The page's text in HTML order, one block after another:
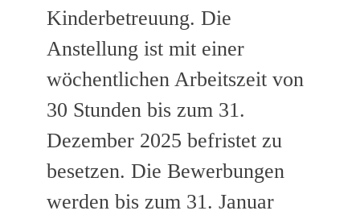
Kinderbetreuung. Die
Anstellung ist mit einer
wöchentlichen Arbeitszeit von
30 Stunden bis zum 31.
Dezember 2025 befristet zu
besetzen. Die Bewerbungen
werden bis zum 31. Januar